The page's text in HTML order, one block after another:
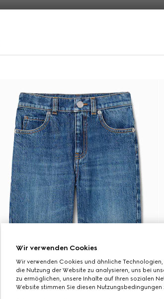
Wir verwenden Cookies
Wir verwenden Cookies und ähnliche
die Nutzung der Website zu analysieren, uns bei
zu ermöglichen, unsere Inhalte auf Ihren sozialen
Website stimmen Sie diesen Nutzungsbedingungen